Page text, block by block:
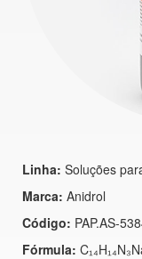
Linha: Soluções
Marca: Anidrol
Código: PAP.AS-
Fórmula: